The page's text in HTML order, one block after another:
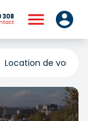
308
Location de voiture